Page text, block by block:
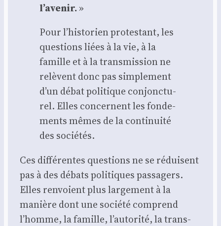
l’avenir.»
Pour l’historien pro­tes­tant, les
ques­tions liées à la vie, à la
famille et à la trans­mis­sion ne
relèvent donc pas sim­ple­ment
d’un débat poli­tique conjonc­tu­
rel. Elles concernent les fon­de­
ments mêmes de la conti­nui­té
des socié­tés.
Ces dif­fé­rentes ques­tions ne se réduisent
pas à des débats poli­tiques pas­sa­gers.
Elles ren­voient plus lar­ge­ment à la
manière dont une socié­té com­prend
l’homme, la famille, l’autorité, la trans­